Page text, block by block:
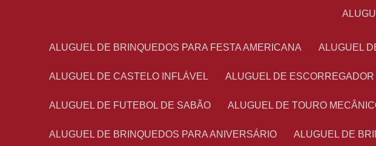
ALUGUEL DE BRINQUEDOS PARA FESTA AMERICANA ALUGUEL
ALUGUEL DE CASTELO INFLÁVEL ALUGUEL DE
ALUGUEL DE FUTEBOL DE SABÃO ALUGUEL DE TOURO
ALUGUEL DE BRINQUEDOS PARA ANIVERSÁRIO ALUGUEL DE